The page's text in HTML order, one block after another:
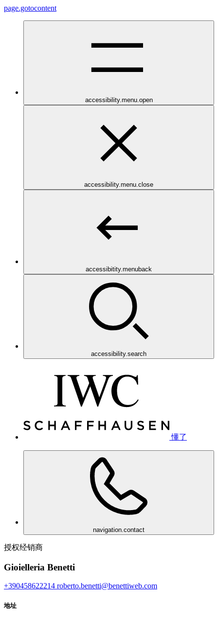
page.gotocontent
accessibility.menu.open
accessibility.menu.close
accessibitity.menuback
accessibility.search
懂了
navigation.contact
授权经销商
Gioielleria Benetti
+390458622214 roberto.benetti@benettiweb.com
地址